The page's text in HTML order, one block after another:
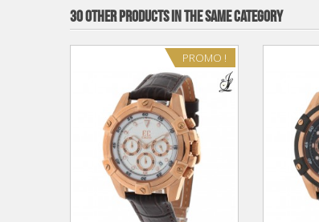
30 OTHER PRODUCTS IN THE SAME CATEGORY
PROMO !